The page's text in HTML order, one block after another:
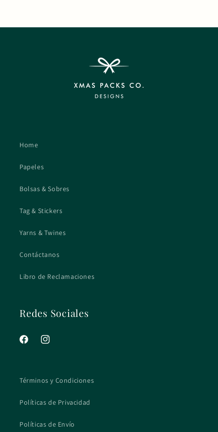
Home
Papeles
Bolsas & Sobres
Tag & Stickers
Yarns & Twines
Contáctanos
Libro de Reclamaciones
Redes Sociales
FacebookInstagram
Términos y Condiciones
Políticas de Privacidad
Políticas de Envío